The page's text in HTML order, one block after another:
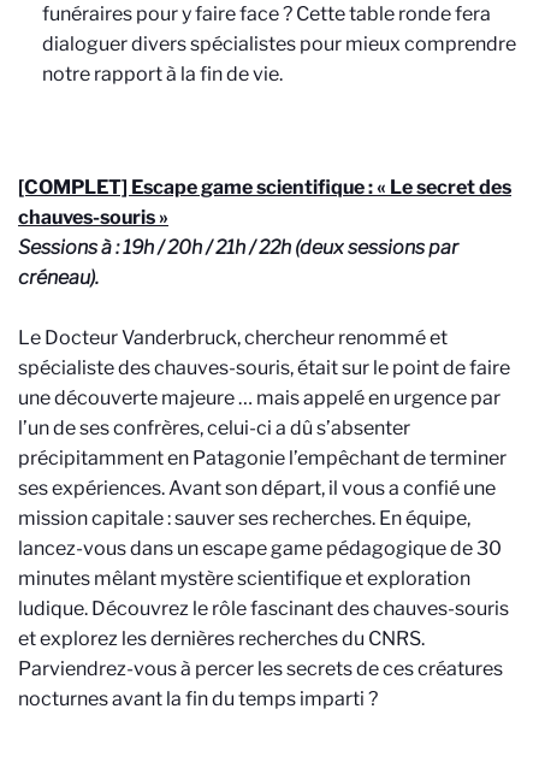
funéraires pour y faire face ? Cette table ronde fera
dialoguer divers spécialistes pour mieux comprendre
notre rapport à la fin de vie.
[COMPLET] Escape game scientifique : « Le secret des
chauves-souris »
Sessions à : 19h / 20h / 21h / 22h (deux sessions par
créneau).
Le Docteur Vanderbruck, chercheur renommé et
spécialiste des chauves-souris, était sur le point de faire
une découverte majeure … mais appelé en urgence par
l’un de ses confrères, celui-ci a dû s’absenter
précipitamment en Patagonie l’empêchant de terminer
ses expériences. Avant son départ, il vous a confié une
mission capitale : sauver ses recherches. En équipe,
lancez-vous dans un escape game pédagogique de 30
minutes mêlant mystère scientifique et exploration
ludique. Découvrez le rôle fascinant des chauves-souris
et explorez les dernières recherches du CNRS.
Parviendrez-vous à percer les secrets de ces créatures
nocturnes avant la fin du temps imparti ?